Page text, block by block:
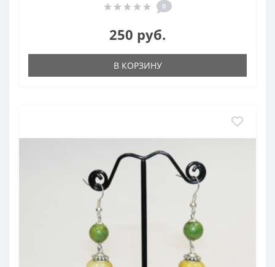
0
250 руб.
В КОРЗИНУ